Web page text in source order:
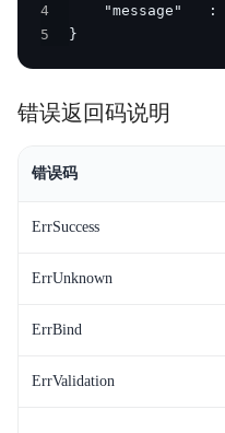
4
5
}
错误返回码说明
错误码
ErrSuccess
ErrUnknown
ErrBind
ErrValidation